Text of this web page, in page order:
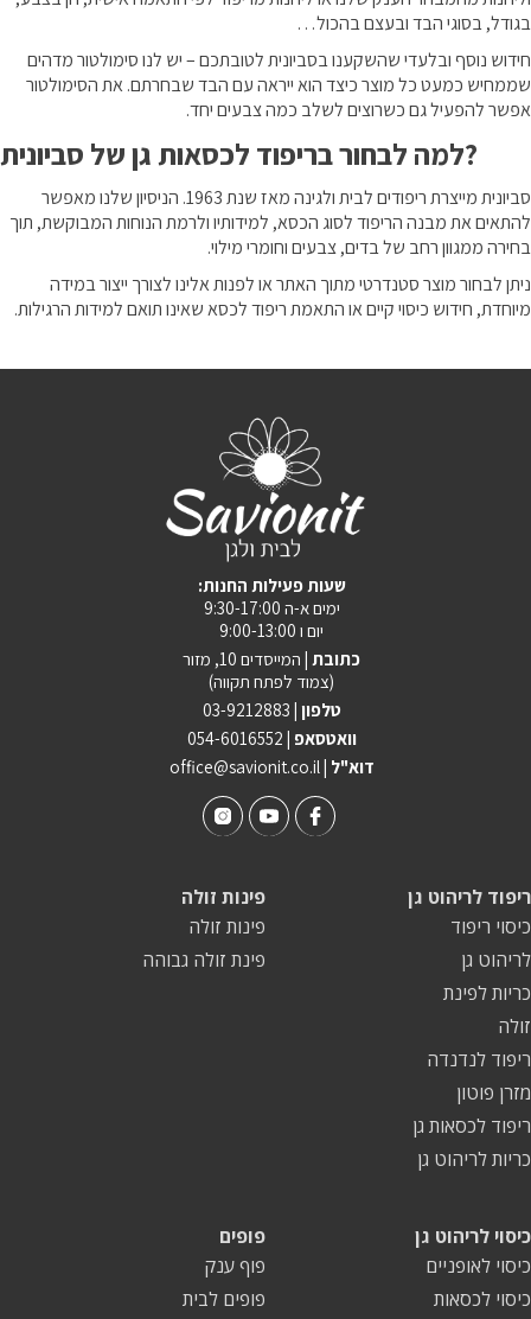
בגודל, בסוגי הבד ובעצם בהכול…
חידוש נוסף ובלעדי שהשקענו בסביונית לטובתכם – יש לנו סימולטור מדהים
שממחיש כמעט כל מוצר כיצד הוא ייראה עם הבד שבחרתם. את הסימולטור
אפשר להפעיל גם כשרוצים לשלב כמה צבעים יחד.
למה לבחור בריפוד לכסאות גן של סביונית?
סביונית מייצרת ריפודים לבית ולגינה מאז שנת 1963. הניסיון שלנו מאפשר
להתאים את מבנה הריפוד לסוג הכסא, למידותיו ולרמת הנוחות המבוקשת, תוך
בחירה ממגוון רחב של בדים, צבעים וחומרי מילוי.
ניתן לבחור מוצר סטנדרטי מתוך האתר או לפנות אלינו לצורך ייצור במידה
מיוחדת, חידוש כיסוי קיים או התאמת ריפוד לכסא שאינו תואם למידות הרגילות.
:שעות פעילות החנות
ימים א-ה 9:30-17:00
יום ו 9:00-13:00
כתובת | המייסדים 10, מזור
(צמוד לפתח תקווה)
טלפון | 03-9212883
וואטסאפ | 054-6016552
office@savionit.co.il | דוא"ל
פינות זולה
פינות זולה
פינת זולה גבוהה
ריפוד לריהוט גן
כיסוי ריפוד
לריהוט גן
כריות לפינת
זולה
ריפוד לנדנדה
מזרן פוטון
ריפוד לכסאות גן
כריות לריהוט גן
פופים
פוף ענק
פופים לבית
כיסוי לריהוט גן
כיסוי לאופניים
כיסוי לכסאות